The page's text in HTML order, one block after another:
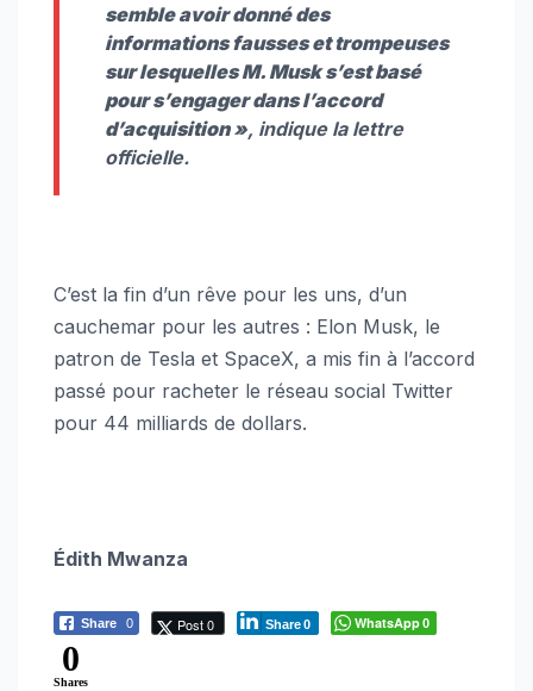
semble avoir donné des
informations fausses et trompeuses
sur lesquelles M. Musk s’est basé
pour s’engager dans l’accord
d’acquisition », indique la lettre
officielle.
C’est la fin d’un rêve pour les uns, d’un
cauchemar pour les autres : Elon Musk, le
patron de Tesla et SpaceX, a mis fin à l’accord
passé pour racheter le réseau social Twitter
pour 44 milliards de dollars.
Édith Mwanza
Share 0 Post 0 Share0 WhatsApp0
0
Shares